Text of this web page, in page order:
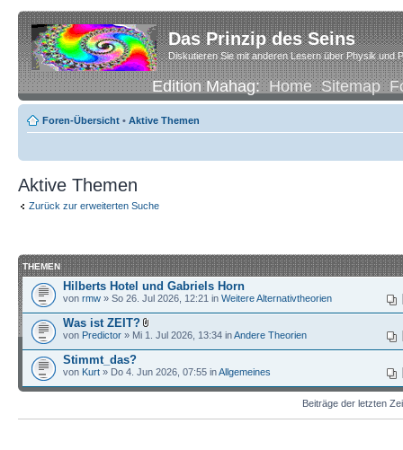
Das Prinzip des Seins
Diskutieren Sie mit anderen Lesern über Physik und
Edition Mahag:Home Sitemap
Foren-Übersicht • Aktive Themen
Aktive Themen
Zurück zur erweiterten Suche
THEMEN
Hilberts Hotel und Gabriels Horn
von rmw » So 26. Jul 2026, 12:21 in Weitere Alternativtheorien
Was ist ZEIT?
von Predictor » Mi 1. Jul 2026, 13:34 inAndere Theorien
Stimmt_das?
von Kurt » Do 4. Jun 2026, 07:55 inAllgemeines
Beiträge der letzten